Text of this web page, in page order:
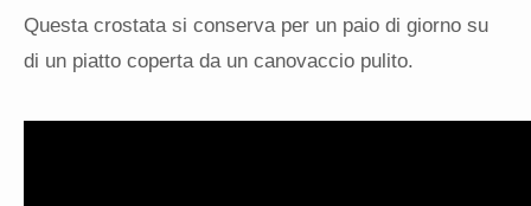
Questa crostata si conserva per un paio di giorno su
di un piatto coperta da un canovaccio pulito.